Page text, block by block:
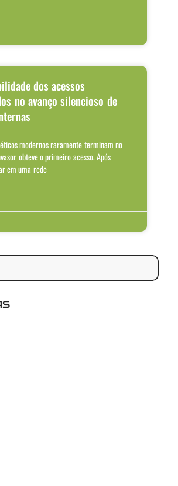
dos acessos
no avanço silencioso de
modernos raramente terminam no
obteve o primeiro acesso. Após
em uma rede